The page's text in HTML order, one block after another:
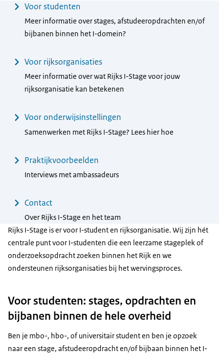
MenuVoor studenten
Meer informatie over stages, afstudeeropdrachten en/of
bijbanen binnen het I-domein?
Voor rijksorganisaties
Meer informatie over wat Rijks I-Stage voor jouw
rijksorganisatie kan betekenen
Voor onderwijsinstellingen
Samenwerken met Rijks I-Stage? Lees hier hoe
Praktijkvoorbeelden
Interviews met ambassadeurs
Contact
Over Rijks I-Stage en het team
Rijks I-Stage is er voor I-student en rijksorganisatie. Wij zijn hét
centrale punt voor I-studenten die een leerzame stageplek of
onderzoeksopdracht zoeken binnen het Rijk en we
ondersteunen rijksorganisaties bij het wervingsproces.
Voor studenten: stages, opdrachten en
bijbanen binnen de hele overheid
Ben je mbo-, hbo-, of universitair student en ben je opzoek
naar een stage, afstudeeropdracht en/of bijbaan binnen het I-